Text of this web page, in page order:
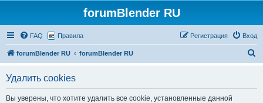
forumBlender RU
FAQ Правила Вход
Регистрация
forumBlender RU forumBlender RU
Удалить cookies
Вы уверены, что хотите удалить все cookie, установленные данной